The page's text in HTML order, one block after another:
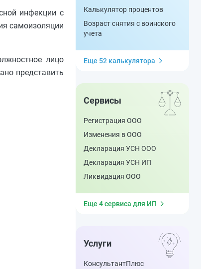
инфекции с
самоизоляции
лицо
представить
Калькулятор процентов
Возраст снятия с воинского
учета
Еще 52 калькулятора
Сервисы
Регистрация ООО
Изменения в ООО
Декларация УСН ООО
Декларация УСН ИП
Ликвидация ООО
Еще 4 сервиса для ИП
Услуги
КонсультантПлюс